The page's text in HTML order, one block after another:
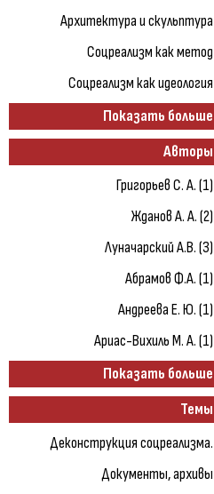
Архитектура и скульптура
Соцреализм как метод
Соцреализм как идеология
Показать больше
Авторы
Григорьев С. А. (1)
Жданов А. А. (2)
Луначарский А.В. (3)
Абрамов Ф.А. (1)
Андреева Е. Ю. (1)
Ариас-Вихиль М. А. (1)
Показать больше
Темы
Деконструкция соцреализма.
Документы, архивы